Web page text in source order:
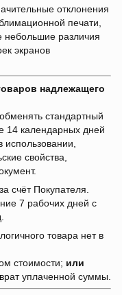
отклонения
печати,
небольшие различия
экранов
надлежащего
стандартный
14 календарных дней
использовании,
свойства,
счёт Покупателя.
7 рабочих дней с
товара нет в
стоимости; или
уплаченной суммы.